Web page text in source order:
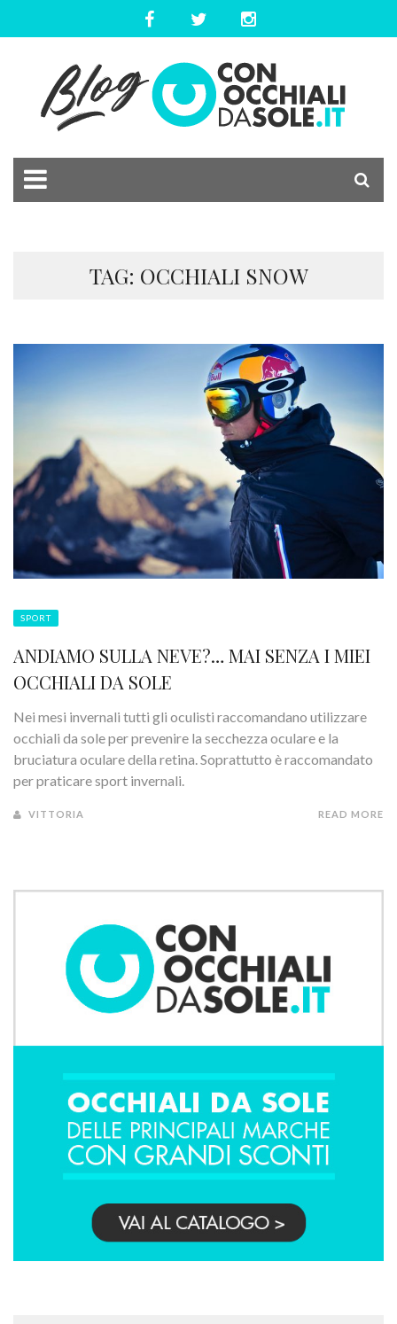
TAG: OCCHIALI SNOW
SPORT
ANDIAMO SULLA NEVE?… MAI SENZA I MIEI
OCCHIALI DA SOLE
Nei mesi invernali tutti gli oculisti raccomandano utilizzare
occhiali da sole per prevenire la secchezza oculare e la
bruciatura oculare della retina. Soprattutto è raccomandato
per praticare sport invernali.
VITTORIA READ MORE